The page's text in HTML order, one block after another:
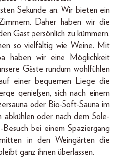
Sekunde an. Wir bieten ein
Daher haben wir die
Gast persönlich zu kümmern.
so vielfältig wie Weine. Mit
haben wir eine Möglichkeit
Gäste rundum wohlfühlen
einer bequemen Liege die
genießen, sich nach einem
oder Bio-Soft-Sauna im
abkühlen oder nach dem Sole-
bei einem Spaziergang
in den Weingärten die
ganz ihnen überlassen.